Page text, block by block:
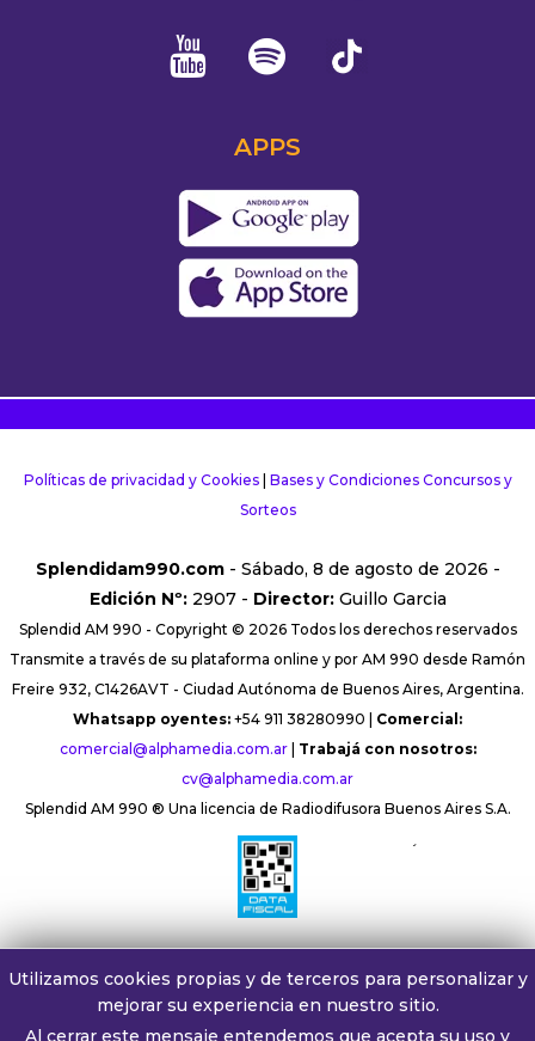
APPS
Políticas de privacidad y Cookies| Bases y Condiciones Concursos y
Sorteos
Splendidam990.com- Sábado, 8 de agosto de 2026 -
Edición Nº:2907 - Director:Guillo Garcia
Splendid AM 990 - Copyright © 2026 Todos los derechos reservados
Transmite a través de su plataforma online y por AM 990 desde Ramón
Freire 932, C1426AVT - Ciudad Autónoma de Buenos Aires, Argentina.
Whatsapp oyentes: +54 911 38280990 | Comercial:
comercial@alphamedia.com.ar| Trabajá con nosotros:
cv@alphamedia.com.ar
Splendid AM 990 ® Una licencia de Radiodifusora Buenos Aires S.A.
´
Utilizamos cookies propias y de terceros para personalizar y
mejorar su experiencia en nuestro sitio.
Al cerrar este mensaje entendemos que acepta su uso y